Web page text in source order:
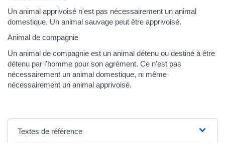
Un animal apprivoisé n'est pas nécessairement un animal
domestique. Un animal sauvage peut être apprivoisé.
Animal de compagnie
Un animal de compagnie est un animal détenu ou destiné à être
détenu par l'homme pour son agrément. Ce n'est pas
nécessairement un animal domestique, ni même
nécessairement un animal apprivoisé.
Textes de référence